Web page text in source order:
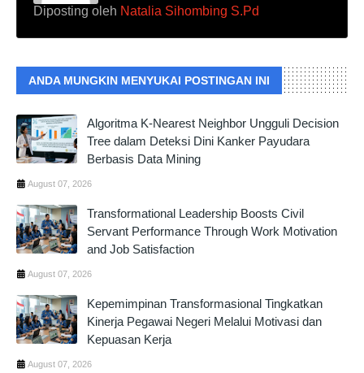
Diposting oleh Natalia Sihombing S.Pd
ANDA MUNGKIN MENYUKAI POSTINGAN INI
Algoritma K-Nearest Neighbor Ungguli Decision
Tree dalam Deteksi Dini Kanker Payudara
Berbasis Data Mining
August 07, 2026
Transformational Leadership Boosts Civil
Servant Performance Through Work Motivation
and Job Satisfaction
August 07, 2026
Kepemimpinan Transformasional Tingkatkan
Kinerja Pegawai Negeri Melalui Motivasi dan
Kepuasan Kerja
August 07, 2026